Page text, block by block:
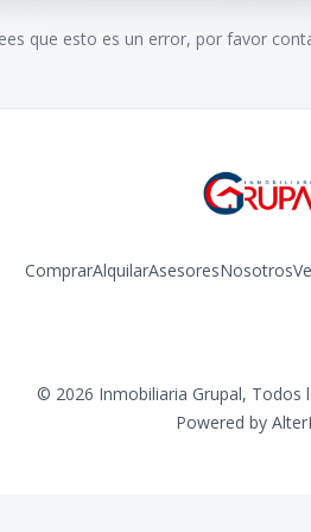
que esto es un error, por favor
ComprarAlquilarAsesoresNosotros
© 2026 Inmobiliaria Grupal, Todos
Powered by